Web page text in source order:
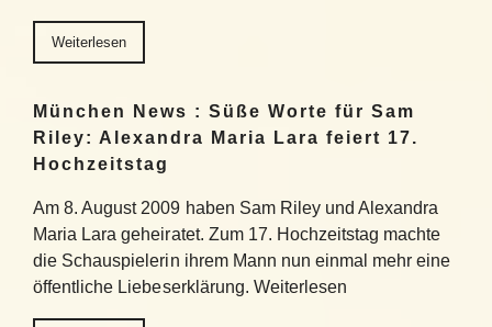
Weiterlesen
München News : Süße Worte für Sam
Riley: Alexandra Maria Lara feiert 17.
Hochzeitstag
Am 8. August 2009 haben Sam Riley und Alexandra
Maria Lara geheiratet. Zum 17. Hochzeitstag machte
die Schauspielerin ihrem Mann nun einmal mehr eine
öffentliche Liebeserklärung. Weiterlesen